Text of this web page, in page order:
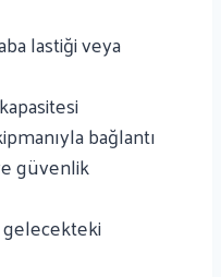
lastiği veya
bağlantı
güvenlik